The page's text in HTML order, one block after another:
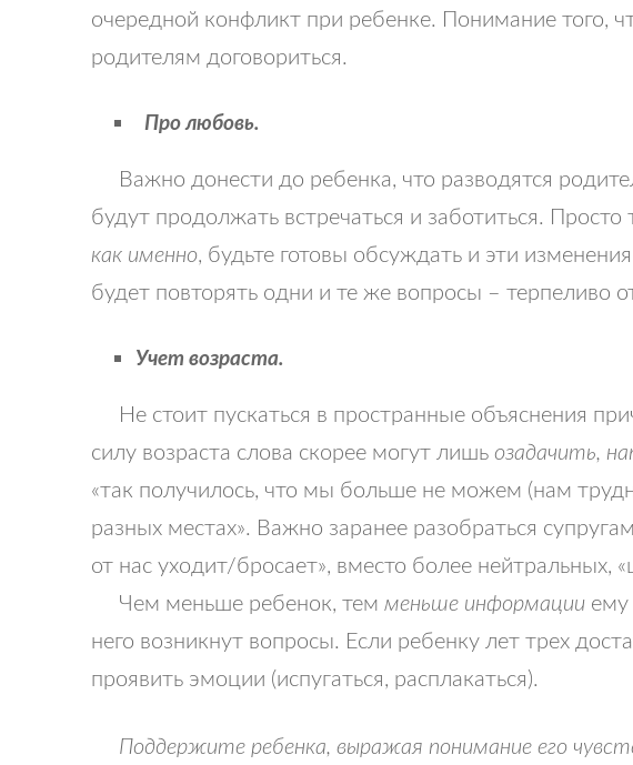
очередной конфликт при ребенке. Понимание того,
родителям договориться.
Про любовь.
Важно донести до ребенка, что разводятся
будут продолжать встречаться и заботиться.
как именно, будьте готовы обсуждать и эти
будет повторять одни и те же вопросы – терпеливо
Учет возраста.
Не стоит пускаться в пространные объяснения
силу возраста слова скорее могут лишьозадачить,
«так получилось, что мы больше не можем (нам
разных местах». Важно заранее разобраться супругам
от нас уходит/бросает», вместо более нейтральных,
Чем меньше ребенок, тем меньше информации
него возникнут вопросы. Если ребенку лет трех
проявить эмоции (испугаться, расплакаться).
Поддержите ребенка, выражая понимание его